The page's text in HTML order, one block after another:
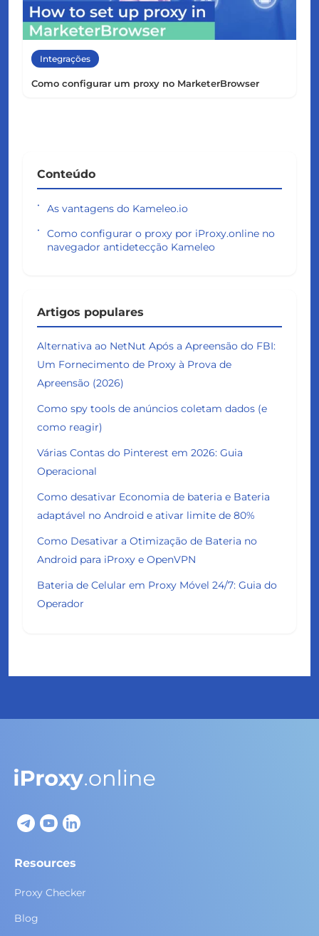
Integrações
Como configurar um proxy no MarketerBrowser
Conteúdo
As vantagens do Kameleo.io
Como configurar o proxy por iProxy.online no
navegador antidetecção Kameleo
Artigos populares
Alternativa ao NetNut Após a Apreensão do FBI:
Um Fornecimento de Proxy à Prova de
Apreensão (2026)
Como spy tools de anúncios coletam dados (e
como reagir)
Várias Contas do Pinterest em 2026: Guia
Operacional
Como desativar Economia de bateria e Bateria
adaptável no Android e ativar limite de 80%
Como Desativar a Otimização de Bateria no
Android para iProxy e OpenVPN
Bateria de Celular em Proxy Móvel 24/7: Guia do
Operador
Resources
Proxy Checker
Blog